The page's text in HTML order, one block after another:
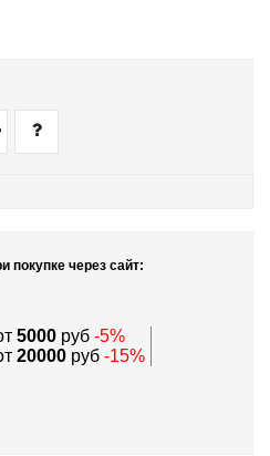
покупке через сайт:
5000 руб -5%
20000 руб -15%